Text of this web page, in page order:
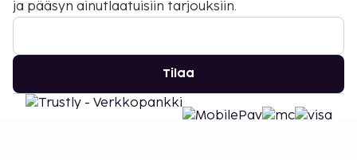
ja pääsyn ainutlaatuisiin tarjouksiin.
Tilaa